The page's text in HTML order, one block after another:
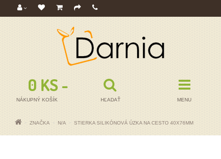
MENU
HĽADAŤ
0 KS - 0,00€
NÁKUPNÝ KOŠÍK
ZNAČKA N/A STIERKA SILIKÓNOVÁ ÚZKA NA CESTO 40X76MM